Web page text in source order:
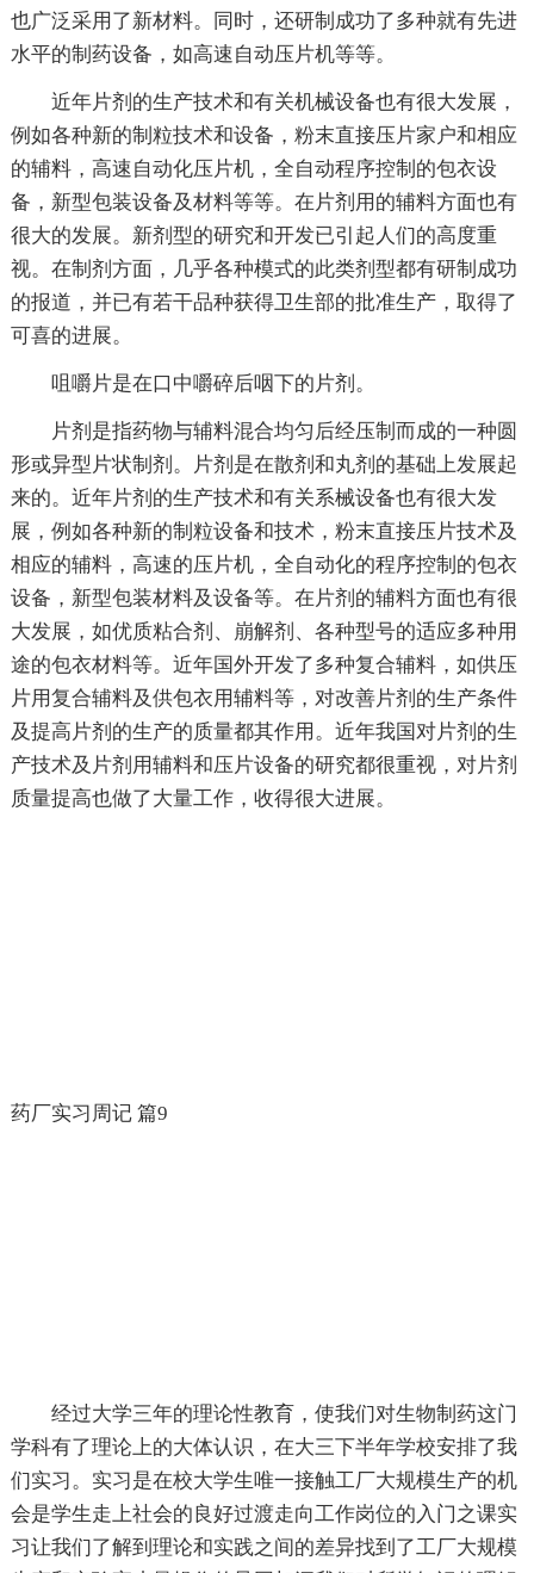
也广泛采用了新材料。同时，还研制成功了多种就有先进
水平的制药设备，如高速自动压片机等等。
近年片剂的生产技术和有关机械设备也有很大发展，
例如各种新的制粒技术和设备，粉末直接压片家户和相应
的辅料，高速自动化压片机，全自动程序控制的包衣设
备，新型包装设备及材料等等。在片剂用的辅料方面也有
很大的发展。新剂型的研究和开发已引起人们的高度重
视。在制剂方面，几乎各种模式的此类剂型都有研制成功
的报道，并已有若干品种获得卫生部的批准生产，取得了
可喜的进展。
咀嚼片是在口中嚼碎后咽下的片剂。
片剂是指药物与辅料混合均匀后经压制而成的一种圆
形或异型片状制剂。片剂是在散剂和丸剂的基础上发展起
来的。近年片剂的生产技术和有关系械设备也有很大发
展，例如各种新的制粒设备和技术，粉末直接压片技术及
相应的辅料，高速的压片机，全自动化的程序控制的包衣
设备，新型包装材料及设备等。在片剂的辅料方面也有很
大发展，如优质粘合剂、崩解剂、各种型号的适应多种用
途的包衣材料等。近年国外开发了多种复合辅料，如供压
片用复合辅料及供包衣用辅料等，对改善片剂的生产条件
及提高片剂的生产的质量都其作用。近年我国对片剂的生
产技术及片剂用辅料和压片设备的研究都很重视，对片剂
质量提高也做了大量工作，收得很大进展。
药厂实习周记 篇9
经过大学三年的理论性教育，使我们对生物制药这门
学科有了理论上的大体认识，在大三下半年学校安排了我
们实习。实习是在校大学生唯一接触工厂大规模生产的机
会是学生走上社会的良好过渡走向工作岗位的入门之课实
习让我们了解到理论和实践之间的差异找到了工厂大规模